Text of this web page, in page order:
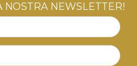
NOSTRA NEWSLETTER!